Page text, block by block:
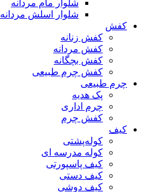
شلوار مام مردانه
شلوار اسلش مردانه
کفش
کفش زنانه
کفش مردانه
کفش بچگانه
کفش چرم طبیعی
چرم طبیعی
پک هدیه
چرم اداری
کفش چرم
کیف
کوله‌پشتی
کوله مدرسه ای
کیف پاسپورتی
کیف دستی
کیف دوشی